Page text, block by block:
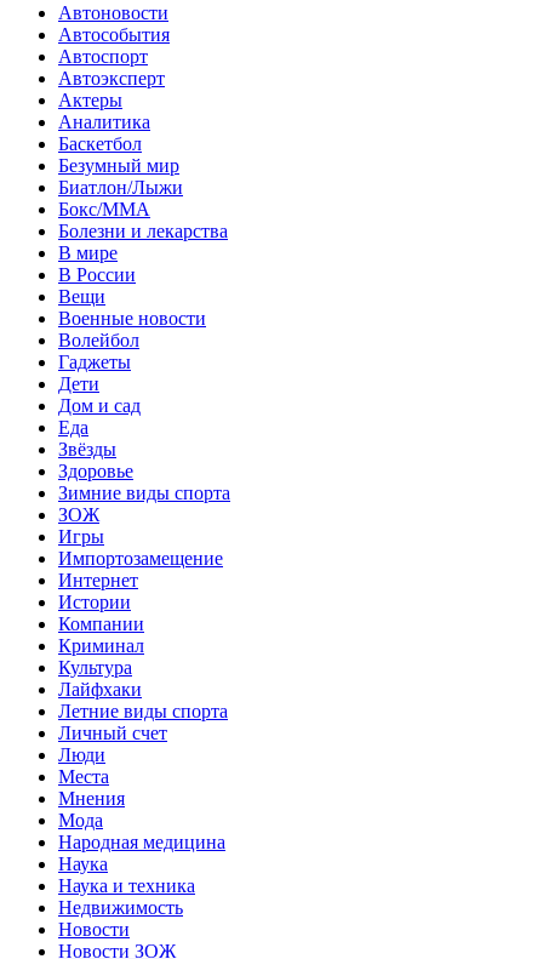
Автоновости
Автособытия
Автоспорт
Автоэксперт
Актеры
Аналитика
Баскетбол
Безумный мир
Биатлон/Лыжи
Бокс/MMA
Болезни и лекарства
В мире
В России
Вещи
Военные новости
Волейбол
Гаджеты
Дети
Дом и сад
Еда
Звёзды
Здоровье
Зимние виды спорта
ЗОЖ
Игры
Импортозамещение
Интернет
Истории
Компании
Криминал
Культура
Лайфхаки
Летние виды спорта
Личный счет
Люди
Места
Мнения
Мода
Народная медицина
Наука
Наука и техника
Недвижимость
Новости
Новости ЗОЖ